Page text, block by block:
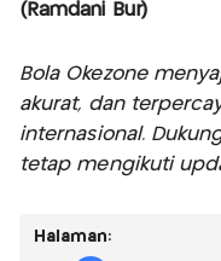
(Ramdani Bur)
Bola Okezone
akurat, dan
internasional.
tetap mengikuti
Halaman: